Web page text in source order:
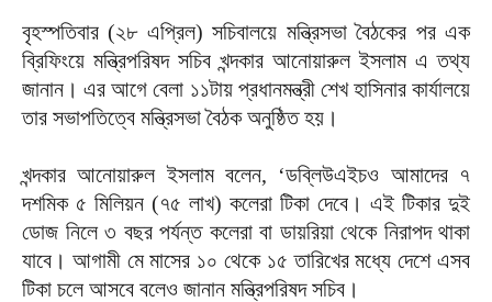
বৃহস্পতিবার (২৮ এপ্রিল) সচিবালয়ে মন্ত্রিসভা বৈঠকের পর এক
ব্রিফিংয়ে মন্ত্রিপরিষদ সচিব খন্দকার আনোয়ারুল ইসলাম এ তথ্য
জানান। এর আগে বেলা ১১টায় প্রধানমন্ত্রী শেখ হাসিনার কার্যালয়ে
তার সভাপতিত্বে মন্ত্রিসভা বৈঠক অনুষ্ঠিত হয়।
খন্দকার আনোয়ারুল ইসলাম বলেন, ‘ডব্লিউএইচও আমাদের ৭
দশমিক ৫ মিলিয়ন (৭৫ লাখ) কলেরা টিকা দেবে। এই টিকার দুই
ডোজ নিলে ৩ বছর পর্যন্ত কলেরা বা ডায়রিয়া থেকে নিরাপদ থাকা
যাবে। আগামী মে মাসের ১০ থেকে ১৫ তারিখের মধ্যে দেশে এসব
টিকা চলে আসবে বলেও জানান মন্ত্রিপরিষদ সচিব।